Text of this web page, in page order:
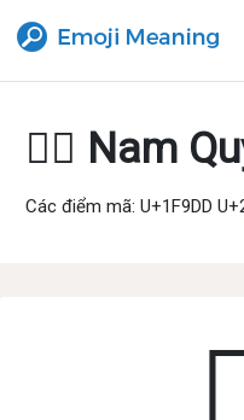
🧝‍♂️ Nam
Các điểm mã: U+1F9DD